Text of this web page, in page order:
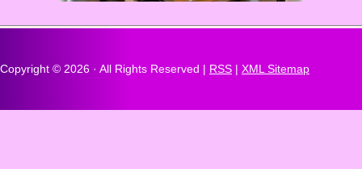
Copyright © 2026 · All Rights Reserved | RSS | XML Sitemap